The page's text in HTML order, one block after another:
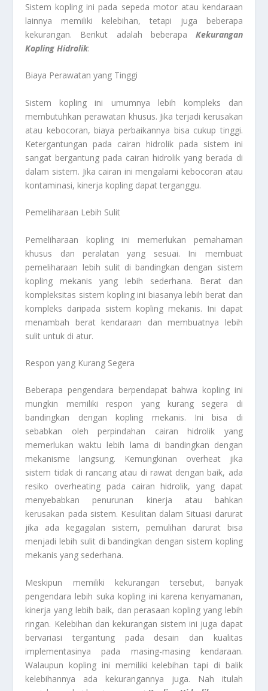
Sistem kopling ini pada sepeda motor atau kendaraan
lainnya memiliki kelebihan, tetapi juga beberapa
kekurangan. Berikut adalah beberapa Kekurangan
Kopling Hidrolik:
Biaya Perawatan yang Tinggi
Sistem kopling ini umumnya lebih kompleks dan
membutuhkan perawatan khusus. Jika terjadi kerusakan
atau kebocoran, biaya perbaikannya bisa cukup tinggi.
Ketergantungan pada cairan hidrolik pada sistem ini
sangat bergantung pada cairan hidrolik yang berada di
dalam sistem. Jika cairan ini mengalami kebocoran atau
kontaminasi, kinerja kopling dapat terganggu.
Pemeliharaan Lebih Sulit
Pemeliharaan kopling ini memerlukan pemahaman
khusus dan peralatan yang sesuai. Ini membuat
pemeliharaan lebih sulit di bandingkan dengan sistem
kopling mekanis yang lebih sederhana. Berat dan
kompleksitas sistem kopling ini biasanya lebih berat dan
kompleks daripada sistem kopling mekanis. Ini dapat
menambah berat kendaraan dan membuatnya lebih
sulit untuk di atur.
Respon yang Kurang Segera
Beberapa pengendara berpendapat bahwa kopling ini
mungkin memiliki respon yang kurang segera di
bandingkan dengan kopling mekanis. Ini bisa di
sebabkan oleh perpindahan cairan hidrolik yang
memerlukan waktu lebih lama di bandingkan dengan
mekanisme langsung. Kemungkinan overheat jika
sistem tidak di rancang atau di rawat dengan baik, ada
resiko overheating pada cairan hidrolik, yang dapat
menyebabkan penurunan kinerja atau bahkan
kerusakan pada sistem. Kesulitan dalam Situasi darurat
jika ada kegagalan sistem, pemulihan darurat bisa
menjadi lebih sulit di bandingkan dengan sistem kopling
mekanis yang sederhana.
Meskipun memiliki kekurangan tersebut, banyak
pengendara lebih suka kopling ini karena kenyamanan,
kinerja yang lebih baik, dan perasaan kopling yang lebih
ringan. Kelebihan dan kekurangan sistem ini juga dapat
bervariasi tergantung pada desain dan kualitas
implementasinya pada masing-masing kendaraan.
Walaupun kopling ini memiliki kelebihan tapi di balik
kelebihannya ada kekurangannya juga. Nah itulah